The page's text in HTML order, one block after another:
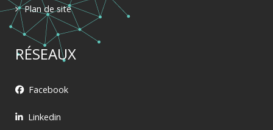
Plan de site
RÉSEAUX
Facebook
Linkedin